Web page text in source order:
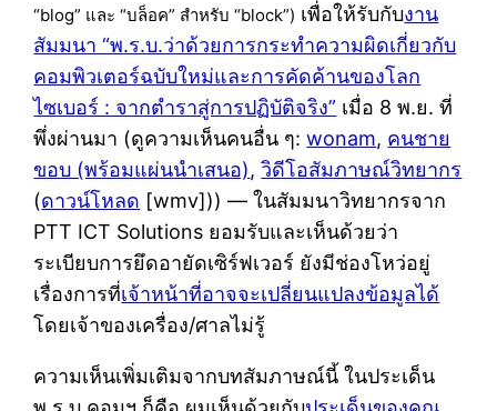
“blog” และ “บล็อค” สำหรับ “block”) เพื่อให้รับกับงาน
สัมมนา “พ.ร.บ.ว่าด้วยการกระทำความผิดเกี่ยวกับ
คอมพิวเตอร์ฉบับใหม่และการคัดค้านของโลก
ไซเบอร์ : จากตำราสู่การปฏิบัติจริง” เมื่อ 8 พ.ย. ที่
พึ่งผ่านมา (ดูความเห็นคนอื่น ๆ:wonam, คนชาย
ขอบ (พร้อมแผ่นนำเสนอ),วิดีโอสัมภาษณ์วิทยากร
(ดาวน์โหลด [wmv])) — ในสัมมนาวิทยากรจาก
PTT ICT Solutions ยอมรับและเห็นด้วยว่า
ระเบียบการยึดอายัดเซิร์ฟเวอร์ ยังมีช่องโหว่อยู่
เรื่องการที่เจ้าหน้าที่อาจจะเปลี่ยนแปลงข้อมูลได้
โดยเจ้าของเครื่อง/ศาลไม่รู้
ความเห็นเพิ่มเติมจากบทสัมภาษณ์นี้ ในประเด็น